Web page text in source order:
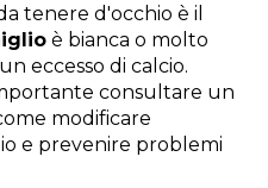
tenere d'occhio è il
è bianca o molto
eccesso di calcio.
consultare un
modificare
e prevenire problemi